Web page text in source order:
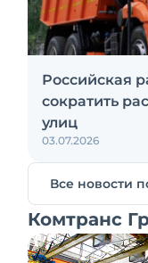
Российская
сократить
улиц
03.07.2026
Все новости
Комтранс